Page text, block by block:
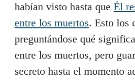
habían visto hasta que Él
entre los muertos. Esto los
preguntándose qué
entre los muertos, pero
secreto hasta el momento